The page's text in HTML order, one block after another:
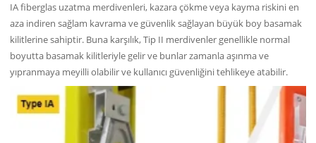
IA fiberglas uzatma merdivenleri, kazara çökme veya kayma riskini en
aza indiren sağlam kavrama ve güvenlik sağlayan büyük boy basamak
kilitlerine sahiptir. Buna karşılık, Tip II merdivenler genellikle normal
boyutta basamak kilitleriyle gelir ve bunlar zamanla aşınma ve
yıpranmaya meyilli olabilir ve kullanıcı güvenliğini tehlikeye atabilir.